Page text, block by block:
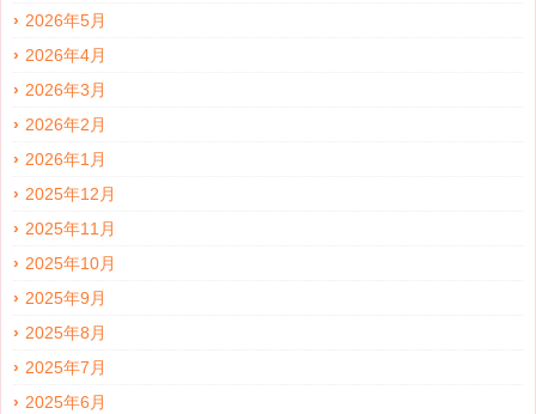
2026年5月
2026年4月
2026年3月
2026年2月
2026年1月
2025年12月
2025年11月
2025年10月
2025年9月
2025年8月
2025年7月
2025年6月